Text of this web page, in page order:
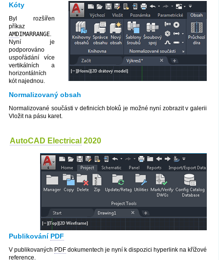
Kóty
Byl rozšířen
příkaz
AMDIMARRANGE.
Nyní je
podporováno
uspořádání více
vertikálních a
horizontálních
kót najednou.
Normalizovaný obsah
Normalizované součásti v definicích bloků je možné nyní zobrazit v galerii
Vložit na pásu karet.
AutoCAD Electrical 2020
Publikování PDF
V publikovaných PDF dokumentech je nyní k dispozici hyperlink na křížové
reference.